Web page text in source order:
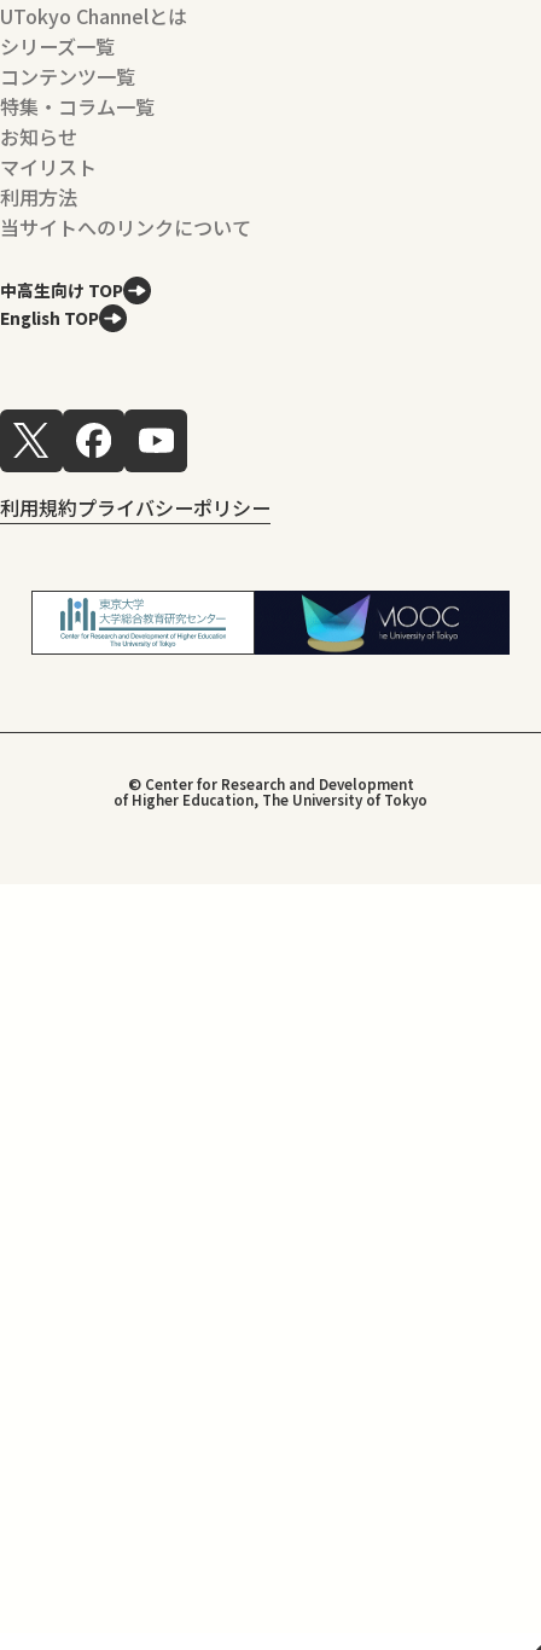
UTokyo Channelとは
シリーズ一覧
コンテンツ一覧
特集・コラム一覧
お知らせ
マイリスト
利用方法
当サイトへのリンクについて
中高生向け TOP
English TOP
利用規約プライバシーポリシー
© Center for Research and Development
of Higher Education, The University of Tokyo